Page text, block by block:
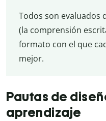
Todos son evaluados
(la comprensión
formato con el que
mejor.
Pautas de
aprendizaje